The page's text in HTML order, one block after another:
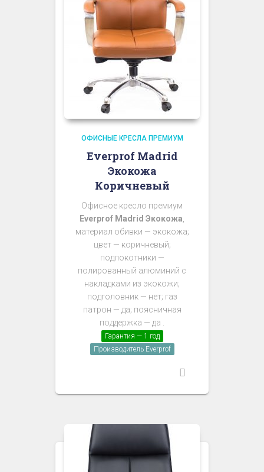
ОФИСНЫЕ КРЕСЛА ПРЕМИУМ
Everprof Madrid
Экокожа
Коричневый
Офисное кресло премиум
Everprof Madrid Экокожа
материал обивки — экокожа;
цвет — коричневый;
подлокотники —
полированный алюминий с
накладками из экокожи;
подголовник — нет; газ
патрон — да; поясничная
поддержка — да .
Гарантия — 1 год
Производитель Everprof